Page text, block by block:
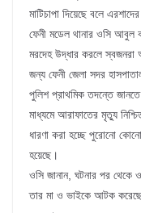
মাটিচাপা দিয়েছে বলে
ফেনী মডেল থানার ওসি আবুল
মরদেহ উদ্ধার করলে
জন্য ফেনী জেলা সদর
পুলিশ প্রাথমিক তদন্তে
মাধ্যমে আরাফাতের মৃত্যু
ধারণা করা হচ্ছে পুরোনো
হয়েছে।
ওসি জানান, ঘটনার পর থেকে
তার মা ও ভাইকে আটক